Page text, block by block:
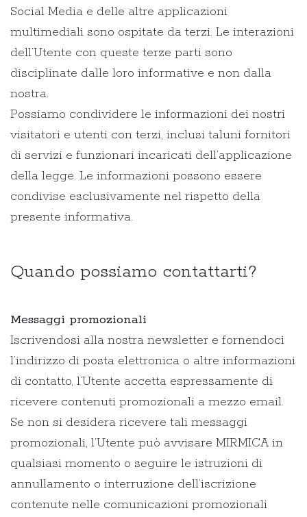
Social Media e delle altre applicazioni
multimediali sono ospitate da terzi. Le interazioni
dell’Utente con queste terze parti sono
disciplinate dalle loro informative e non dalla
nostra.
Possiamo condividere le informazioni dei nostri
visitatori e utenti con terzi, inclusi taluni fornitori
di servizi e funzionari incaricati dell’applicazione
della legge. Le informazioni possono essere
condivise esclusivamente nel rispetto della
presente informativa.
Quando possiamo contattarti?
Messaggi promozionali
Iscrivendosi alla nostra newsletter e fornendoci
l’indirizzo di posta elettronica o altre informazioni
di contatto, l’Utente accetta espressamente di
ricevere contenuti promozionali a mezzo email.
Se non si desidera ricevere tali messaggi
promozionali, l’Utente può avvisare MIRMICA in
qualsiasi momento o seguire le istruzioni di
annullamento o interruzione dell’iscrizione
contenute nelle comunicazioni promozionali